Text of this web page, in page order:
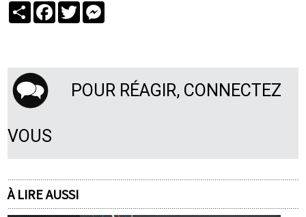
PartagerFacebook
Twitter
POUR RÉAGIR, CONNECTEZ
VOUS
À LIRE AUSSI